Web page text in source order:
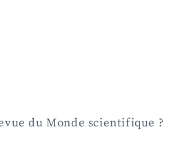
du Monde scientifique ?